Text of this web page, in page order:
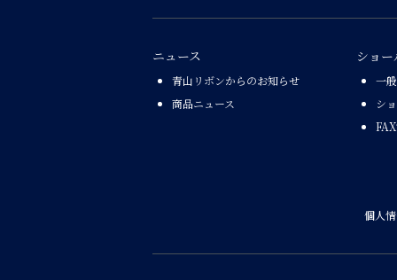
ニュース
青山リボンからのお知らせ
商品ニュース
ショ
一
シ
個人